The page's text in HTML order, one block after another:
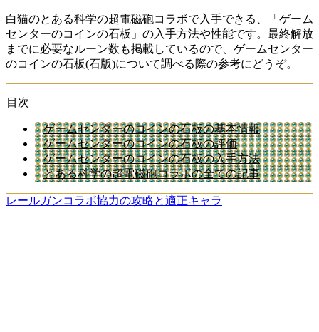
白猫のとある科学の超電磁砲コラボで入手できる、「ゲーム
センターのコインの石板」の入手方法や性能です。最終解放
までに必要なルーン数も掲載しているので、ゲームセンター
のコインの石板(石版)について調べる際の参考にどうぞ。
目次
ゲームセンターのコインの石板の基本情報
ゲームセンターのコインの石板の評価
ゲームセンターのコインの石板の入手方法
とある科学の超電磁砲コラボの全ての記事
レールガンコラボ協力の攻略と適正キャラ